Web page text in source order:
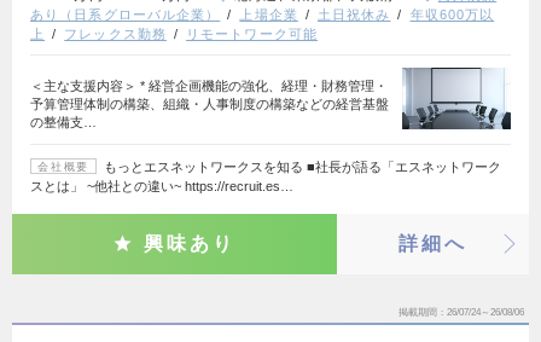
あり（日系グローバル企業）
上場企業 土日祝休み
年収600万以
上
フレックス勤務 リモートワーク可能
＜主な支援内容＞ * 経営企画機能の強化、経理・財務管理・
予算管理体制の構築、組織・人事制度の構築などの経営基盤
の整備支…
会社概要
もっとエスネットワークスを知る ■社長が語る「エスネットワーク
スとは」 ~他社との違い~ https://recruit.es…
興味あり 詳細へ
掲載期間 26/07/24～26/08/06